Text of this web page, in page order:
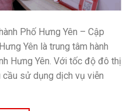
Phố Hưng Yên – Cập
Yên là trung tâm hành
Hưng Yên. Với tốc độ đô thị
cầu sử dụng dịch vụ viễn